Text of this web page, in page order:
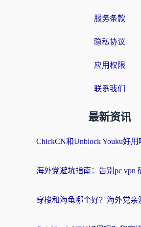
服务条款
隐私协议
应用权限
联系我们
最新资讯